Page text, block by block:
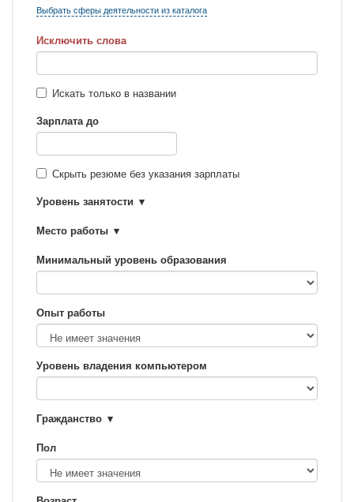
Выбрать сферы деятельности из каталога
Исключить слова
Искать только в названии
Зарплата до
Скрыть резюме без указания зарплаты
Уровень занятости
Место работы
Минимальный уровень образования
Опыт работы
Уровень владения компьютером
Гражданство
Пол